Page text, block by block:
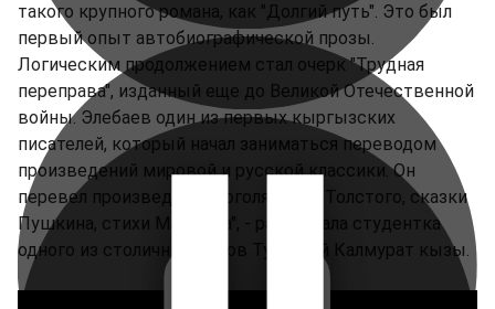
такого крупного романа, как "Долгий путь". Это был
первый опыт автобиографической прозы.
Логическим продолжением стал очерк "Трудная
переправа", изданный еще до Великой Отечественной
войны. Элебаев один из первых кыргызских
писателей, который начал заниматься переводом
произведений мировой и русской классики. Он
перевел произведения Гоголя, Льва Толстого, сказки
Пушкина, стихи Маршака", - рассказала студентка
одного из столичных вузов Турсунай Калмурат кызы.